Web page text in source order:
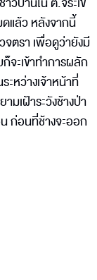
แล้ว หลังจากนี้
จตรา เพื่อดูว่ายังมี
จะเข้าทำการผลัก
หว่างเจ้าหน้าที่
มเฝ้าระวังช้างป่า
ก่อนที่ช้างจะออก